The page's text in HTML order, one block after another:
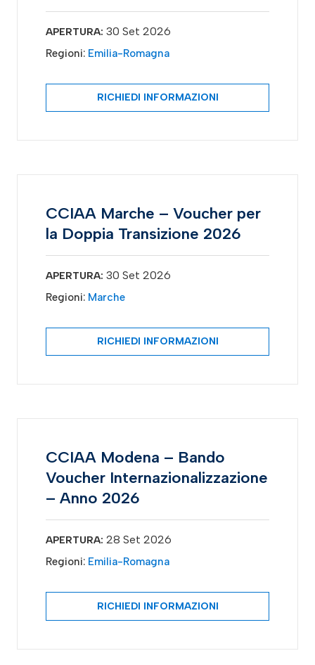
APERTURA: 30 Set 2026
Regioni: Emilia-Romagna
RICHIEDI INFORMAZIONI
CCIAA Marche – Voucher per
la Doppia Transizione 2026
APERTURA: 30 Set 2026
Regioni: Marche
RICHIEDI INFORMAZIONI
CCIAA Modena – Bando
Voucher Internazionalizzazione
– Anno 2026
APERTURA: 28 Set 2026
Regioni: Emilia-Romagna
RICHIEDI INFORMAZIONI